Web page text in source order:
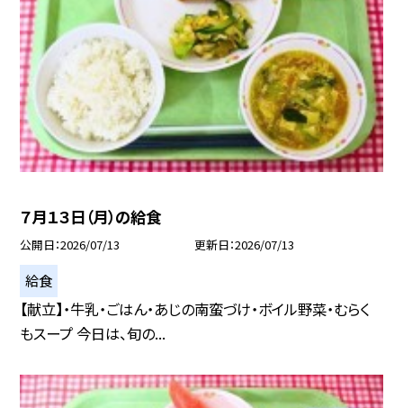
７月１３日（月）の給食
公開日 2026/07/13 更新日 2026/07/13
給食
【献立】・牛乳・ごはん・あじの南蛮づけ・ボイル野菜・むらく
もスープ 今日は、旬の...